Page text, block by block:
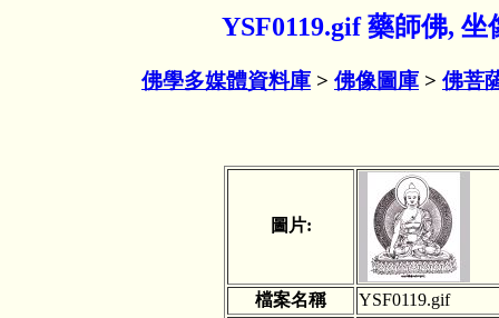
YSF0119.gif 藥師佛,
佛學多媒體資料庫 > 佛像圖庫 > 佛菩
圖片:
檔案名稱 YSF0119.gif